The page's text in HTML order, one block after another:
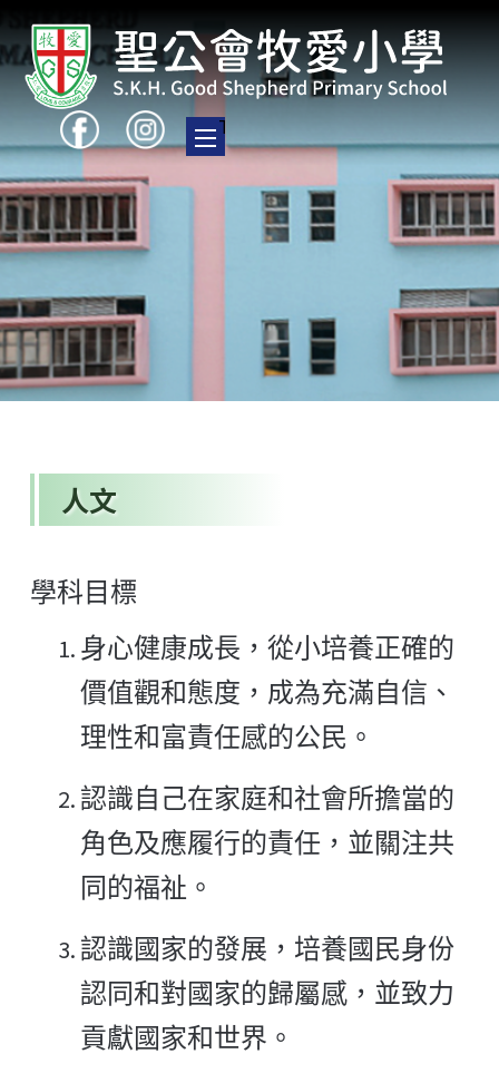
Toggle main menu visibility
人文
學科目標
身心健康成長，從小培養正確的
價值觀和態度，成為充滿自信、
理性和富責任感的公民。
認識自己在家庭和社會所擔當的
角色及應履行的責任，並關注共
同的福祉。
認識國家的發展，培養國民身份
認同和對國家的歸屬感，並致力
貢獻國家和世界。